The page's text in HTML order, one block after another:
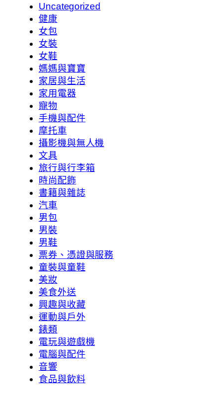
Uncategorized
健康
女包
女裝
女鞋
媽媽與寶寶
家居與生活
家用電器
寵物
手機與配件
摩托車
攝影機與無人機
文具
旅行與行李箱
時尚配飾
書籍與雜誌
汽車
男包
男裝
男鞋
票券、憑證與服務
童裝與童鞋
美妝
美食外送
興趣與收藏
運動與戶外
錶類
電玩與遊戲機
電腦與配件
音響
食品與飲料